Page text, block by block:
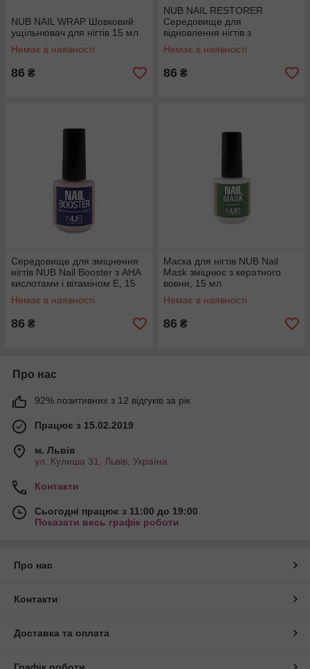
NUB NAIL WRAP Шовковий
ущільнювач для нігтів 15 мл
Немає в наявності
86 ₴
NUB NAIL RESTORER
Середовище для
відновлення нігтів з
кератином 15 мл
Немає в наявності
86 ₴
Середовище для зміцнення
нігтів NUB Nail Booster з AHA
кислотами і вітаміном Е, 15
мл
Немає в наявності
86 ₴
Маска для нігтів NUB Nail
Mask зміцнює з кератного
вовни, 15 мл
Немає в наявності
86 ₴
Про нас
92% позитивних з 12 відгуків за рік
Працює з 15.02.2019
м. Львів
ул. Кулиша 31, Львів, Україна
Контакти
Сьогодні працює з 11:00 до 19:00
Показати весь графік роботи
Про нас
Контакти
Доставка та оплата